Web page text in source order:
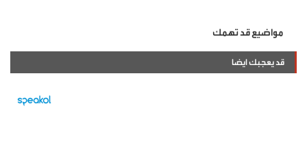
مواضيع قد تهمك
قد يعجبك ايضا